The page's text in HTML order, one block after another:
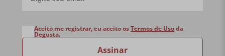
Assinar
Aceito me registrar, eu aceito osTermos de Usoda
Degusta.